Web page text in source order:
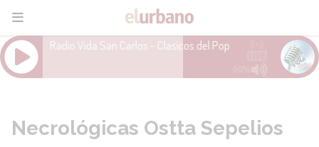
Necrológicas Ostta Sepelios